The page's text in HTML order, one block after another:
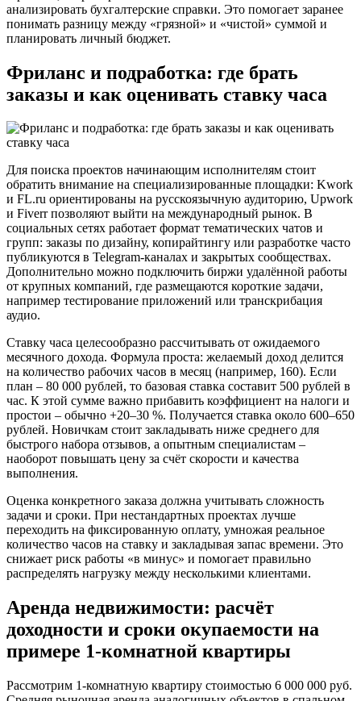
анализировать бухгалтерские справки. Это помогает заранее
понимать разницу между «грязной» и «чистой» суммой и
планировать личный бюджет.
Фриланс и подработка: где брать
заказы и как оценивать ставку часа
Для поиска проектов начинающим исполнителям стоит
обратить внимание на специализированные площадки: Kwork
и FL.ru ориентированы на русскоязычную аудиторию, Upwork
и Fiverr позволяют выйти на международный рынок. В
социальных сетях работает формат тематических чатов и
групп: заказы по дизайну, копирайтингу или разработке часто
публикуются в Telegram-каналах и закрытых сообществах.
Дополнительно можно подключить биржи удалённой работы
от крупных компаний, где размещаются короткие задачи,
например тестирование приложений или транскрибация
аудио.
Ставку часа целесообразно рассчитывать от ожидаемого
месячного дохода. Формула проста: желаемый доход делится
на количество рабочих часов в месяц (например, 160). Если
план – 80 000 рублей, то базовая ставка составит 500 рублей в
час. К этой сумме важно прибавить коэффициент на налоги и
простои – обычно +20–30 %. Получается ставка около 600–650
рублей. Новичкам стоит закладывать ниже среднего для
быстрого набора отзывов, а опытным специалистам –
наоборот повышать цену за счёт скорости и качества
выполнения.
Оценка конкретного заказа должна учитывать сложность
задачи и сроки. При нестандартных проектах лучше
переходить на фиксированную оплату, умножая реальное
количество часов на ставку и закладывая запас времени. Это
снижает риск работы «в минус» и помогает правильно
распределять нагрузку между несколькими клиентами.
Аренда недвижимости: расчёт
доходности и сроки окупаемости на
примере 1-комнатной квартиры
Рассмотрим 1-комнатную квартиру стоимостью 6 000 000 руб.